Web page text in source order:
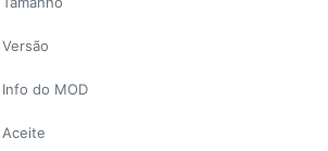
Versão
Info do MOD
Aceite